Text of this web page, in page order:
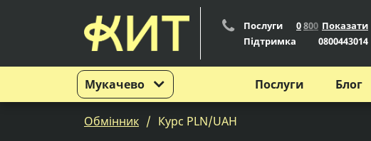
Мукачево
Послуги 0800 Показати
Підтримка
0800443014
Послуги Блог
Обмінник Курс PLN/UAH